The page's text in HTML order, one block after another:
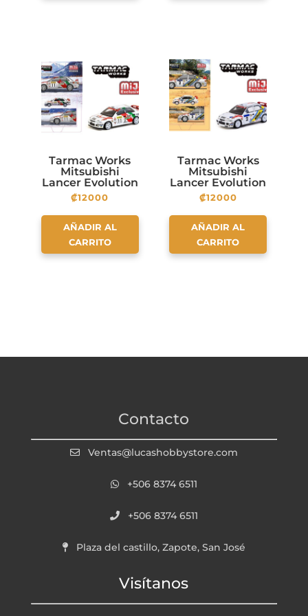
Tarmac Works
Mitsubishi
Lancer Evolution
II Rallye Monte-
Carlo 1995T.
Mäkinen / S.
Harjanne
₡12000
AÑADIR AL
CARRITO
Tarmac Works
Mitsubishi
Lancer Evolution
III 2 Hong Kong-
Beijing Rally
1995 Winner
₡12000
AÑADIR AL
CARRITO
Contacto
Ventas@lucashobbystore.com
+506 8374 6511
+506 8374 6511
Plaza del castillo, Zapote, San José
Visítanos